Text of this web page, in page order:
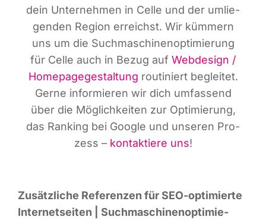
dein Unter­neh­men in Cel­le und der umlie­
gen­den Regi­on erreichst. Wir küm­mern
uns um die Such­ma­schi­nen­op­ti­mie­rung
für Cel­le auch in Bezug auf Web­de­sign /
Home­page­ge­stal­tung rou­ti­niert beglei­tet.
Ger­ne infor­mie­ren wir dich umfas­send
über die Mög­lich­kei­ten zur Opti­mie­rung,
das Ran­king bei Goog­le und unse­ren Pro­
zess – kon­tak­tie­re uns!
Zusätz­li­che Refe­ren­zen für SEO-opti­mier­te
Inter­net­sei­ten | Such­ma­schi­nen­op­ti­mie­